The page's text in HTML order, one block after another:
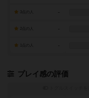
-
-
-
プレイ感の評価